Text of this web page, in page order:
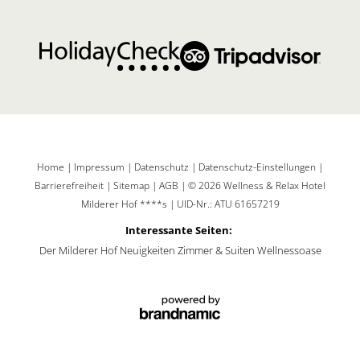
Home | Impressum | Datenschutz | Datenschutz-Einstellungen |
Barrierefreiheit | Sitemap | AGB | © 2026 Wellness & Relax Hotel
Milderer Hof ****s | UID-Nr.: ATU 61657219
Interessante Seiten:
Der Milderer HofNeuigkeiten Zimmer & Suiten Wellnessoase